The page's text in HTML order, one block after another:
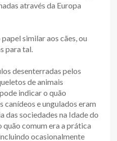
através da Europa
similar aos cães, ou
para tal.
desenterradas pelos
de animais
indicar o quão
canídeos e ungulados eram
das sociedades na Idade do
comum era a prática
ocasionalmente